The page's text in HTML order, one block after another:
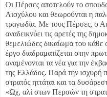
Οι Πέρσες αποτελούν το
Αισχύλου και θεωρούνται η
τραγωδία. Με τους Πέρσες, ο
αναδεικνύει τις αρετές της
θεμελιώδες δικαίωμα του
έργο διαδραματίζεται στην
αναμένονται τα νέα για την
της Ελλάδος. Παρά την
στρατός ηττάται και τα
«Ωχ, αλί στων Περσών τη